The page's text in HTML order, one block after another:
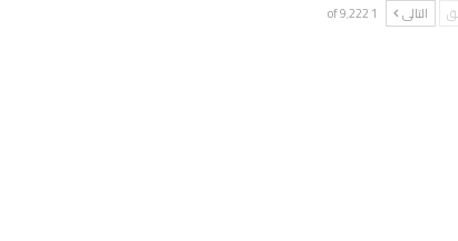
التالى 1 of 9٬222